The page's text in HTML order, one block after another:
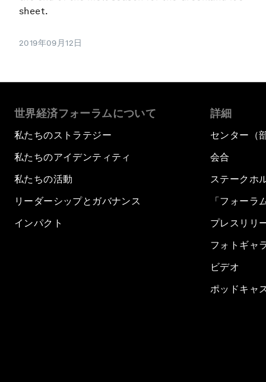
sheet.
2019年09月12日
世界経済フォーラムについて
私たちのストラテジー
私たちのアイデンティティ
私たちの活動
リーダーシップとガバナンス
インパクト
詳細
センター（
会合
ステークホ
「フォーラ
プレスリリ
フォトギャ
ビデオ
ポッドキャ